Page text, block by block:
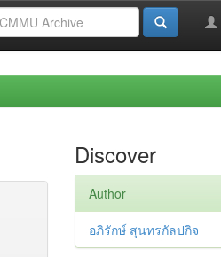
Discover
Author
อภิรักษ์ สุนทรกัลปกิจ